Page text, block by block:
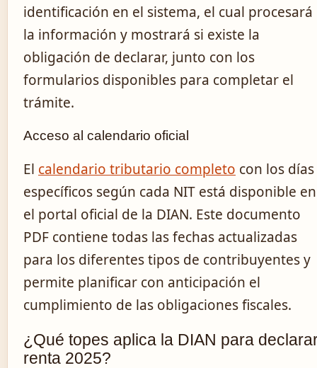
identificación en el sistema, el cual procesará
la información y mostrará si existe la
obligación de declarar, junto con los
formularios disponibles para completar el
trámite.
Acceso al calendario oficial
El calendario tributario completo con los días
específicos según cada NIT está disponible en
el portal oficial de la DIAN. Este documento
PDF contiene todas las fechas actualizadas
para los diferentes tipos de contribuyentes y
permite planificar con anticipación el
cumplimiento de las obligaciones fiscales.
¿Qué topes aplica la DIAN para
renta 2025?